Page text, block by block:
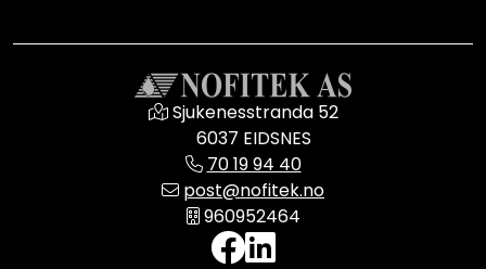
Sjukenesstranda 52
6037 EIDSNES
70 19 94 40
post@nofitek.no
960952464